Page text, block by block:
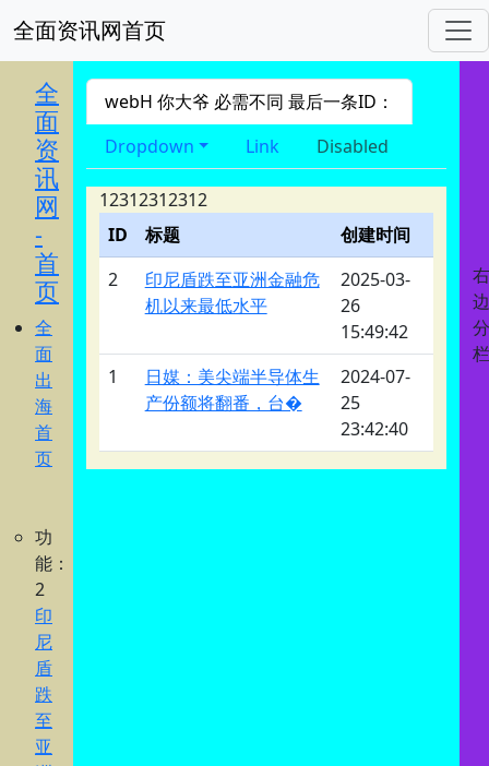
全面资讯网首页
全
面
资
讯
网
-
首
页
全
面
出
海
首
页
功
能：
2
印
尼
盾
跌
至
亚
webH 你大爷 必需不同 最后一条ID：
Dropdown
Link Disabled
12312312312
ID
标题
创建时间
2
印尼盾跌至亚洲金融危
机以来最低水平
2025-03-
26
15:49:42
1
日媒：美尖端半导体生
产份额将翻番，台�
2024-07-
25
23:42:40
右
边
分
栏